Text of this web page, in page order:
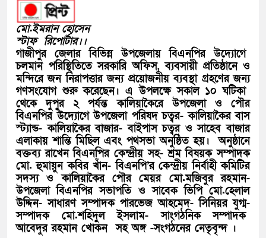
মো.ইমরান হোসেন
স্টাফ রিপোর্টার।।
গাজীপুর জেলার বিভিন্ন উপজেলায় বিএনপির উদ্যোগে
চলমান পরিস্থিতিতে সরকারি অফিস, ব্যবসায়ী প্রতিষ্ঠানে ও
মন্দিরে জন নিরাপত্তার জন্য প্রয়োজনীয় ব্যবস্থা গ্রহণের জন্য
গণসংযোগ শুরু করেছেন। এ উপলক্ষে সকাল ১০ ঘটিকা
থেকে দুপুর ২ পর্যন্ত কালিয়াকৈরে উপজেলা ও পৌর
বিএনপির উদ্যোগে উপজেলা পরিষদ চত্বর- কালিয়াকৈর বাস
স্ট্যান্ড- কালিয়াকৈর বাজার- বাইপাস চত্বর ও সাহেব বাজার
এলাকায় শান্তি মিছিল এবং পথসভা অনুষ্ঠিত হয়। অনুষ্ঠানে
বক্তব্য রাখেন বিএনপির কেন্দ্রীয় সহ- শ্রম বিষয়ক সম্পাদক
মো. হুমায়ুন কবির খাঁন- বিএনপি’র কেন্দ্রীয় নির্বাহী কমিটির
সদস্য ও কালিয়াকৈর পৌর মেয়র মো.মজিবুর রহমান-
উপজেলা বিএনপির সভাপতি ও সাবেক ভিপি মো.হেলাল
উদ্দিন- সাধারণ সম্পাদক পারভেজ আহমেদ- সিনিয়র যুগ্ম-
সম্পাদক মো.শহিদুল ইসলাম- সাংগঠনিক সম্পাদক
আবেদুর রহমান খোকন সহ অঙ্গ -সংগঠনের নেতৃবৃন্দ ।